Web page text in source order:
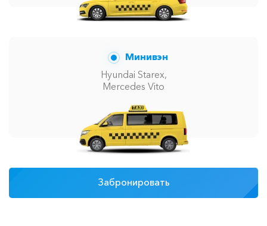
Минивэн
Hyundai Starex,
Mercedes Vito
Забронировать